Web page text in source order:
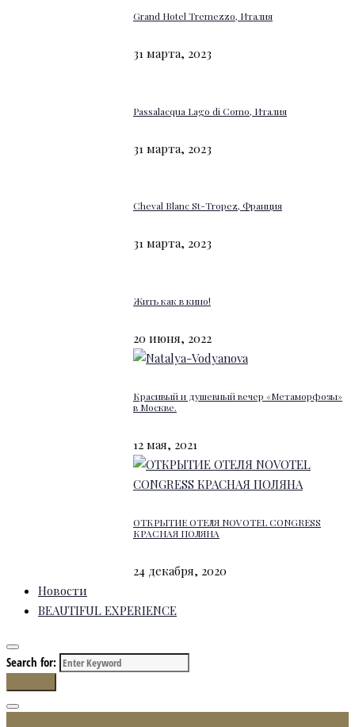
Grand Hotel Tremezzo, Италия
31 марта, 2023
Passalacqua Lago di Como, Италия
31 марта, 2023
Cheval Blanc St-Tropez, Франция
31 марта, 2023
Жить как в кино!
20 июня, 2022
Красивый и душевный вечер «Метаморфозы»
в Москве.
12 мая, 2021
ОТКРЫТИЕ ОТЕЛЯ NOVOTEL CONGRESS
КРАСНАЯ ПОЛЯНА
24 декабря, 2020
Новости
BEAUTIFUL EXPERIENCE
Search for: